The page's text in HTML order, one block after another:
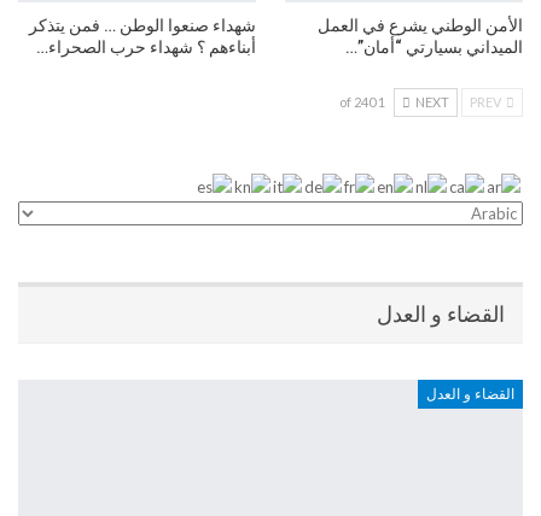
الأمن الوطني يشرع في العمل
الميداني بسيارتي “أمان”…
شهداء صنعوا الوطن … فمن يتذكر
أبناءهم ؟ شهداء حرب الصحراء…
NEXT
1 of 240
القضاء و العدل
القضاء و العدل